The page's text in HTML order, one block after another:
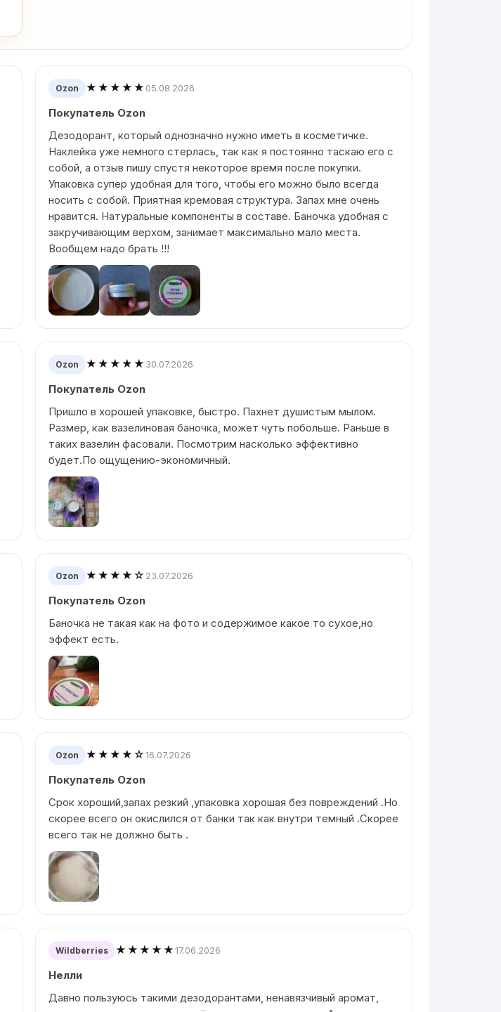
Ozon ★★★★★ 05.08.2026
Покупатель Ozon
Дезодорант, который однозначно нужно иметь в косметичке.
Наклейка уже немного стерлась, так как я постоянно таскаю его с
собой, а отзыв пишу спустя некоторое время после покупки.
Упаковка супер удобная для того, чтобы его можно было всегда
носить с собой. Приятная кремовая структура. Запах мне очень
нравится. Натуральные компоненты в составе. Баночка удобная с
закручивающим верхом, занимает максимально мало места.
Вообщем надо брать !!!
Ozon ★★★★★ 30.07.2026
Покупатель Ozon
Пришло в хорошей упаковке, быстро. Пахнет душистым мылом.
Размер, как вазелиновая баночка, может чуть побольше. Раньше в
таких вазелин фасовали. Посмотрим насколько эффективно
будет.По ощущению-экономичный.
Ozon ★★★★☆ 23.07.2026
Покупатель Ozon
Баночка не такая как на фото и содержимое какое то сухое,но
эффект есть.
Ozon ★★★★☆16.07.2026
Покупатель Ozon
Срок хороший,запах резкий ,упаковка хорошая без повреждений .Но
скорее всего он окислился от банки так как внутри темный .Скорее
всего так не должно быть .
Wildberries ★★★★★17.06.2026
Нелли
Давно пользуюсь такими дезодорантами, ненавязчивый аромат,